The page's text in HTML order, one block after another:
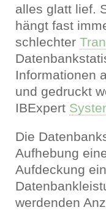
alles glatt lief.
hängt fast
schlechter
Informationen
und gedruckt
IBExpert
Die
Aufhebung
Aufdeckung
werdenden